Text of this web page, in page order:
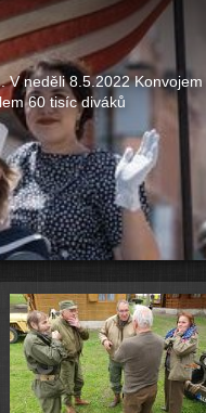
neděli 8.5.2022
60 tisíc diváků